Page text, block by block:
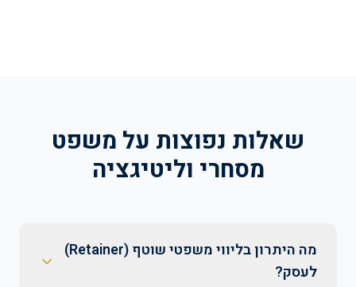
שאלות נפוצות על משפט
מסחרי וליטיגציה
מה היתרון בליווי משפטי שוטף (Retainer)
לעסק?